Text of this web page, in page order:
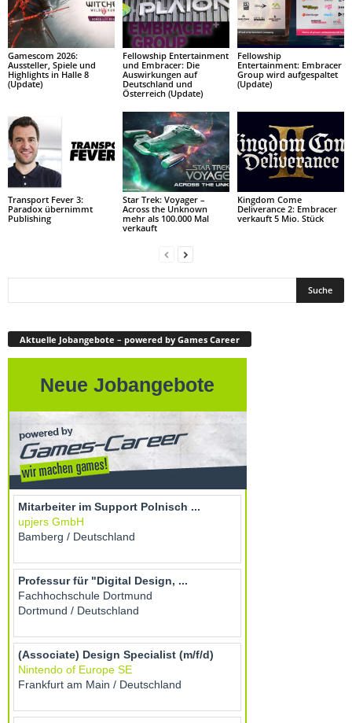
Gamescom 2026:
Aussteller, Spiele und
Highlights in Halle 8
(Update)
Fellowship Entertainment
und Embracer: Die
Auswirkungen auf
Deutschland und
Österreich (Update)
Fellowship
Entertainment: Embracer
Group wird aufgespaltet
(Update)
Transport Fever 3:
Paradox übernimmt
Publishing
Star Trek: Voyager –
Across the Unknown
mehr als 100.000 Mal
verkauft
Kingdom Come
Deliverance 2: Embracer
verkauft 5 Mio. Stück
Aktuelle Jobangebote – powered by Games Career